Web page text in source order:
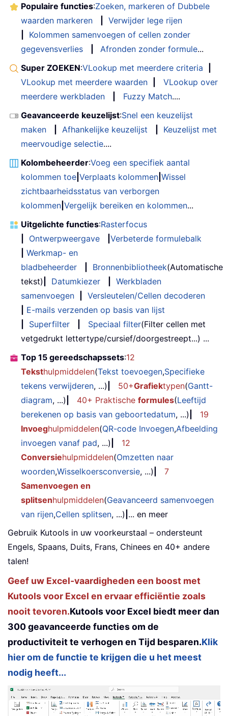
Populaire functies:Zoeken, markeren of Dubbele
waarden markeren
Verwijder lege rijen
Kolommen samenvoegen of cellen zonder
gegevensverlies
Afronden zonder formule...
Super ZOEKEN:VLookup met meerdere criteria
VLookup met meerdere waarden
VLookup over
meerdere werkbladen
Fuzzy Match....
Geavanceerde keuzelijst:Snel een keuzelijst
maken
Afhankelijke keuzelijst
Keuzelijst met
meervoudige selectie....
Kolombeheerder:Voeg een specifiek aantal
kolommen toe Verplaats kolommen Wissel
zichtbaarheidsstatus van verborgen
kolommen Vergelijk bereiken en kolommen...
Uitgelichte functies:Rasterfocus
Ontwerpweergave
Verbeterde formulebalk
Werkmap- en
bladbeheerder
Bronnenbibliotheek(Automatische
tekst)
Datumkiezer
Werkbladen
samenvoegen
Versleutelen/Cellen decoderen
E-mails verzenden op basis van lijst
Superfilter Speciaal filter(Filter cellen met
vetgedrukt lettertype/cursief/doorgestreept...) ...
Top 15 gereedschapssets:12
Teksthulpmiddelen(Tekst toevoegen,Specifieke
tekens verwijderen, ...) 50+Grafiektypen(Gantt-
diagram, ...) 40+ Praktische formules(Leeftijd
berekenen op basis van geboortedatum, ...)
19
Invoeghulpmiddelen(QR-code Invoegen,Afbeelding
invoegen vanaf pad, ...)
12
Conversiehulpmiddelen(Omzetten naar
woorden,Wisselkoersconversie, ...)
7
Samenvoegen en
splitsenhulpmiddelen(Geavanceerd samenvoegen
van rijen,Cellen splitsen, ...) ... en meer
Gebruik Kutools in uw voorkeurstaal – ondersteunt
Engels, Spaans, Duits, Frans, Chinees en 40+ andere
talen!
Geef uw Excel-vaardigheden een boost met
Kutools voor Excel en ervaar efficiëntie zoals
nooit tevoren.Kutools voor Excel biedt meer dan
300 geavanceerde functies om de
productiviteit te verhogen en Tijd besparen.Klik
hier om de functie te krijgen die u het meest
nodig heeft...